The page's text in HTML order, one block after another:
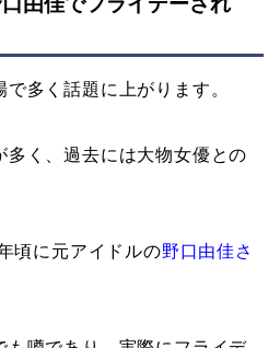
多く話題に上がります。
多く、過去には大物女優との
頃に元アイドルの野口由佳さ